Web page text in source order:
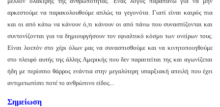
αρκεστούμε να παρακολουθούμε απλώς τα γεγονότα. Γιατί είναι καιρός πια
και οι από κάτω να κάνουν ό,τι κάνουν οι από πάνω που συνασπίζονται και
συντονίζονται για να δημιουργήσουν τον εφιαλτικό κόσμο των ονείρων τους.
Είναι λοιπόν στο χέρι όλων μας να συνασπισθούμε και να κινητοποιηθούμε
στο πλευρό αυτής της άλλης Αμερικής που δεν παραιτείται της και αγωνίζεται
ήδη με περίσσιο θάρρος ενάντια στην μεγαλύτερη υπαρξιακή απειλή που έχει
αντιμετωπίσει ποτέ το ανθρώπινο είδος...
Σημείωση